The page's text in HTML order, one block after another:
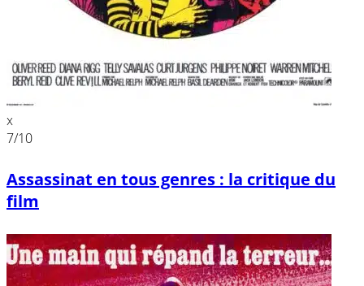
x
7/10
Assassinat en tous genres : la critique du
film